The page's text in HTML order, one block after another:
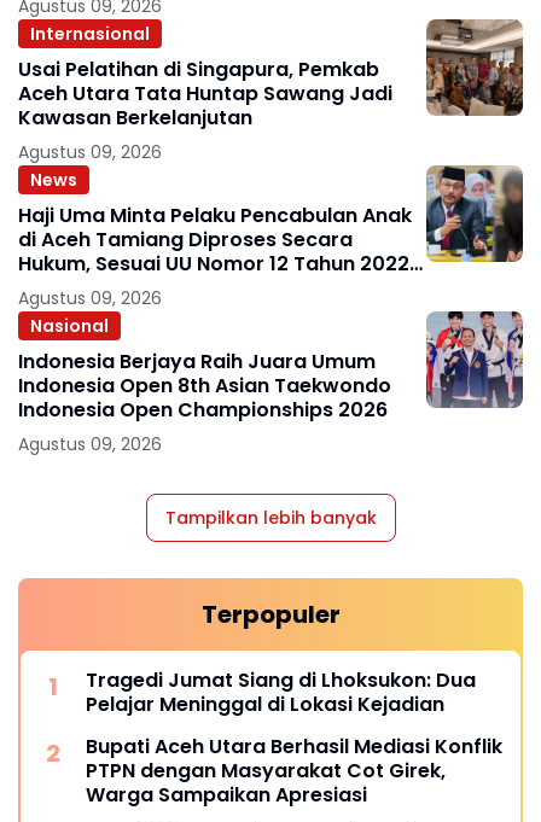
Agustus 09, 2026
Internasional
Usai Pelatihan di Singapura, Pemkab
Aceh Utara Tata Huntap Sawang Jadi
Kawasan Berkelanjutan
Agustus 09, 2026
News
Haji Uma Minta Pelaku Pencabulan Anak
di Aceh Tamiang Diproses Secara
Hukum, Sesuai UU Nomor 12 Tahun 2022
Tentang TPKS
Agustus 09, 2026
Nasional
Indonesia Berjaya Raih Juara Umum
Indonesia Open 8th Asian Taekwondo
Indonesia Open Championships 2026
Agustus 09, 2026
Tampilkan lebih banyak
Terpopuler
Tragedi Jumat Siang di Lhoksukon: Dua
Pelajar Meninggal di Lokasi Kejadian
Bupati Aceh Utara Berhasil Mediasi Konflik
PTPN dengan Masyarakat Cot Girek,
Warga Sampaikan Apresiasi